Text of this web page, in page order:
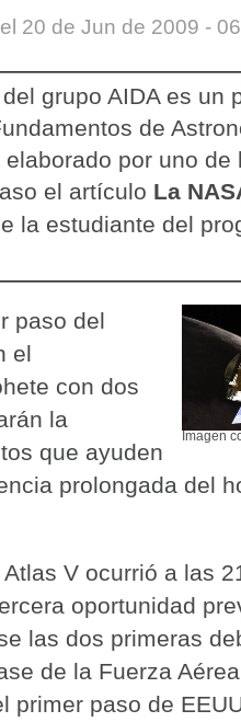
20 de Jun de 2009 -
grupo AIDA es un
de
por uno
el artículo La
la estudiante del
Imagen
paso del
el
con dos
la
que ayuden
prolongada del
V ocurrió a las
oportunidad
las dos primeras
de la Fuerza
primer paso de